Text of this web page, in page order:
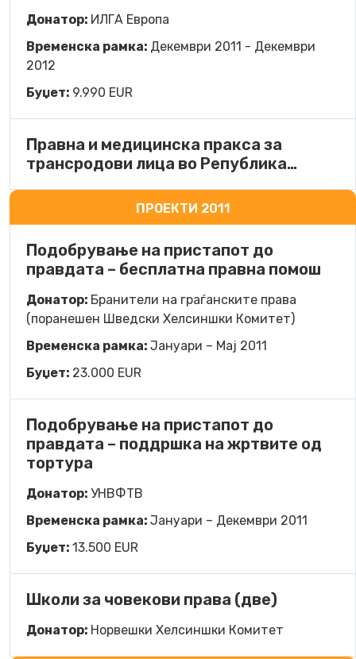
Донатор: ИЛГА Европа
Временска рамка: Декември 2011 - Декември
2012
Буџет: 9.990 EUR
Правна и медицинска пракса за
трансродови лица во Република…
ПРОЕКТИ 2011
Подобрување на пристапот до
правдата – бесплатна правна помош
Донатор: Бранители на граѓанските права
(поранешен Шведски Хелсиншки Комитет)
Временска рамка: Јануари – Mај 2011
Буџет: 23.000 EUR
Подобрување на пристапот до
правдата – поддршка на жртвите од
тортура
Донатор: УНВФТВ
Временска рамка: Јануари – Декември 2011
Буџет: 13.500 EUR
Школи за човекови права (две)
Донатор: Норвешки Хелсиншки Комитет